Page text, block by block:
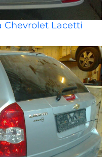
Chevrolet Lacetti